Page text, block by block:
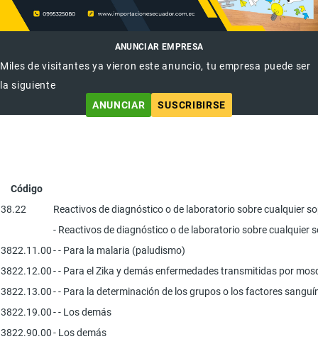
ANUNCIAR EMPRESA
Miles de visitantes ya vieron este anuncio, tu empresa puede ser
la siguiente
ANUNCIAR
SUSCRIBIRSE
Código
38.22
Reactivos de diagnóstico o de laboratorio sobre cualquier
- Reactivos de diagnóstico o de laboratorio sobre cualquier
3822.11.00- - Para la malaria (paludismo)
3822.12.00- - Para el Zika y demás enfermedades transmitidas por
3822.13.00- - Para la determinación de los grupos o los factores
3822.19.00- - Los demás
3822.90.00- Los demás